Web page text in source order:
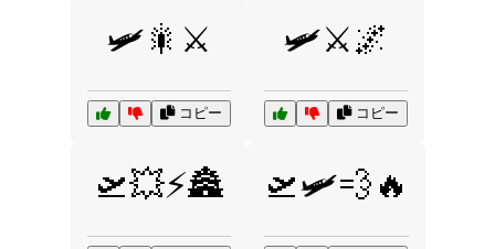
🛩️🎇⚔️
コピー
🛩️⚔️🌌
コピー
🛫💥⚡🏯 🛫🛩️💨🔥